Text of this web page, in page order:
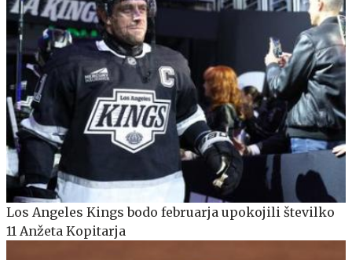
Los Angeles Kings bodo februarja upokojili številko
11 Anžeta Kopitarja